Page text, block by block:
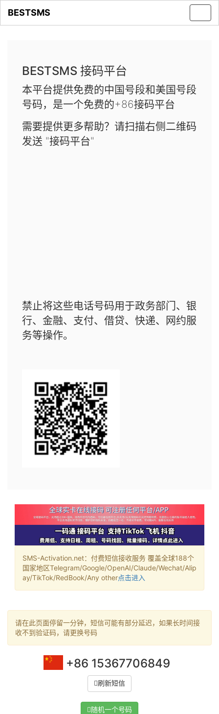
BESTSMS
BESTSMS 接码平台
本平台提供免费的中国号段和美国号段
号码，是一个免费的+86接码平台
需要提供更多帮助？请扫描右侧二维码
发送 "接码平台"
禁止将这些电话号码用于政务部门、银
行、金融、支付、借贷、快递、网约服
务等操作。
SMS-Activation.net：付费短信接收服务 覆盖全球188个
国家地区Telegram/Google/OpenAI/Claude/Wechat/Alip
ay/TikTok/RedBook/Any other点击进入
请在此页面停留一分钟，短信可能有部分延迟，如果长时间接
收不到验证码，请更换号码
+86 15367706849
刷新短信
随机一个号码